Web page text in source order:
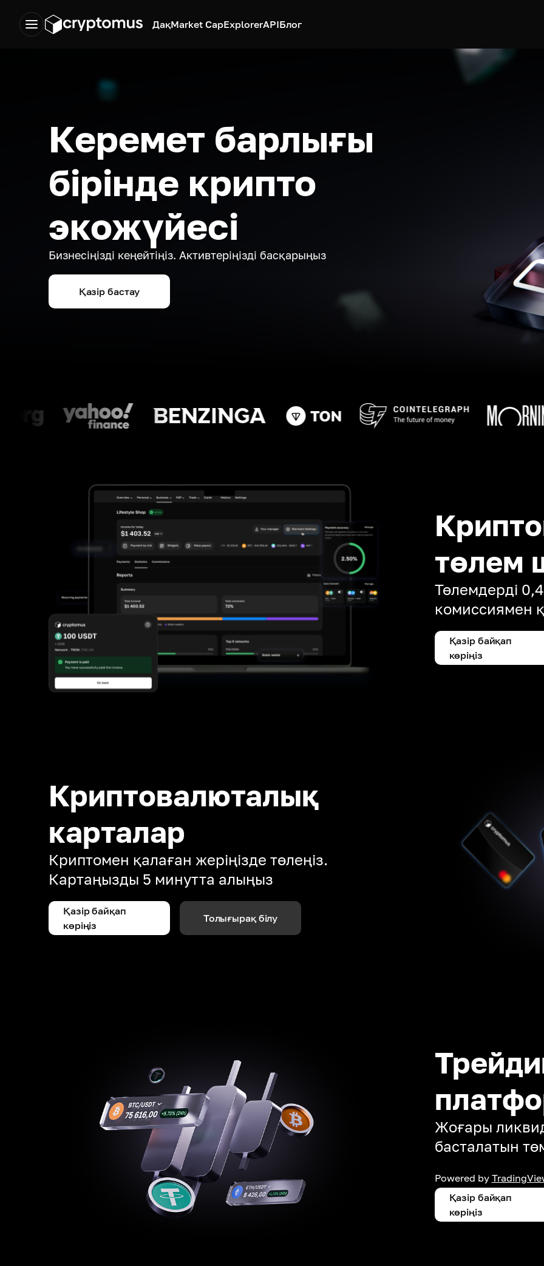
ДақMarket CapExplorerAPIБлог
Керемет барлығы
бірінде крипто
экожүйесі
Бизнесіңізді кеңейтіңіз. Активтеріңізді басқарыңыз
Қазір бастау
төлем
Төлемдерді
комиссиямен
Қазір байқап
көріңіз
Криптовалюталық
карталар
Криптомен қалаған жеріңізде төлеңіз.
Картаңызды 5 минутта алыңыз
Қазір байқап
көріңіз
Толығырақ білу
Жоғары
басталатын
Powered by
Қазір байқап
көріңіз